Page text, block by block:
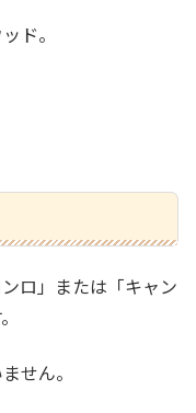
ド。
ロ」または「キャン
せん。